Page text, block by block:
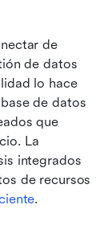
de
de datos
lo hace
de datos
que
La
integrados
de recursos
.